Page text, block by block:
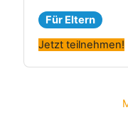
Für Eltern
Jetzt teilnehmen!